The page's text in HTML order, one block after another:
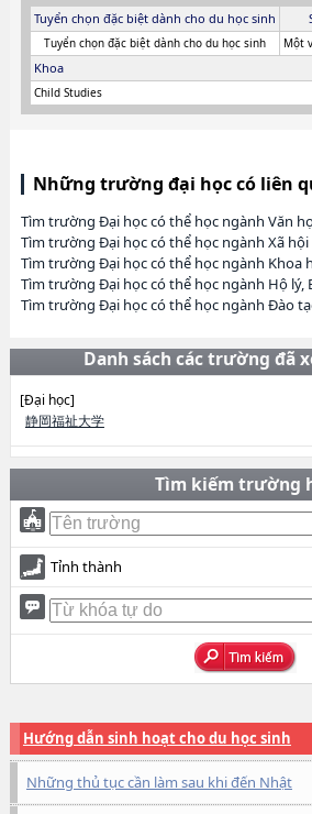
Tuyển chọn đặc biệt dành cho du học sinh
Tuyển chọn đặc biệt dành cho du học sinh Một
Khoa
Child Studies
Những trường đại học có liên
Tìm trường Đại học có thể học ngành Văn
Tìm trường Đại học có thể học ngành Xã hội
Tìm trường Đại học có thể học ngành Khoa
Tìm trường Đại học có thể học ngành Hộ lý,
Tìm trường Đại học có thể học ngành Đào
Danh sách các trường đã
[Đại học]
静岡福祉大学
Tìm kiếm trường
Tỉnh thành
Hướng dẫn sinh hoạt cho du học sinh
Những thủ tục cần làm sau khi đến Nhật